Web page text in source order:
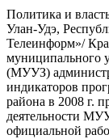
Политика и
Улан-Удэ,
Телеинформ»/
муниципального
(МУУЗ)
индикаторов
района в 2008 г.
деятельности
официальной